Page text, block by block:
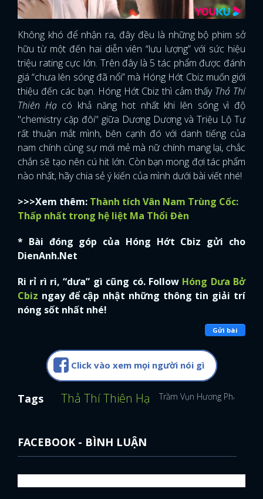
Không khó để nhận ra, đây đều là những bộ phim sở
hữu từ một đến hai diễn viên “lưu lượng” với sức hiệu
triệu rating cực lớn. Trên đây là 5 tác phẩm được đánh
giá “chưa lên sóng đã nổi” mà Hóng Hớt Cbiz muốn giới
thiệu đến các bạn. Hóng Hớt Cbiz thì cảm thấy Thả Thí
Thiên Hạ có khả năng hot nhất khi lên sóng vì độ
"chemistry cặp đôi" giữa Dương Dương và Triệu Lộ Tư
rất thuận mắt mình, bên cạnh đó với danh tiếng của
nam chính cùng sự mới mẻ mà nữ chính mang lại, chắc
chắn sẽ tạo nên cú hit lớn. Còn bạn mong đợi tác phẩm
nào nhất, hãy chia sẻ ý kiến của mình dưới bài viết nhé!
>>>Xem thêm: Thành tích Vân Nam Trùng Cốc:
Thấp nhất trong hệ liệt Ma Thổi Đèn
* Bài đóng góp của Hóng Hớt Cbiz gửi cho
DienAnh.Net
Ri rỉ rì ri, “dưa” gì cũng có. FollowHóng Dưa Bở
Cbiz ngay để cập nhật những thông tin giải trí
nóng sốt nhất nhé!
Gửi bài
Click vào xem mọi người nói gì
Tags Thả Thí Thiên Hạ Trầm Vụn Hương Phai
FACEBOOK - BÌNH LUẬN